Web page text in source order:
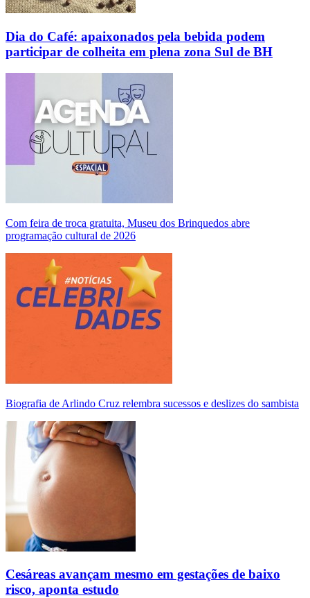
Dia do Café: apaixonados pela bebida podem
participar de colheita em plena zona Sul de BH
Com feira de troca gratuita, Museu dos Brinquedos abre
programação cultural de 2026
Biografia de Arlindo Cruz relembra sucessos e deslizes do sambista
Cesáreas avançam mesmo em gestações de baixo
risco, aponta estudo